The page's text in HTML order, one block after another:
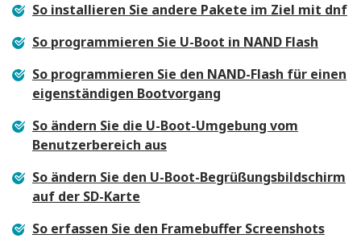
So installieren Sie andere Pakete im Ziel mit dnf
So programmieren Sie U-Boot in NAND Flash
So programmieren Sie den NAND-Flash für einen
eigenständigen Bootvorgang
So ändern Sie die U-Boot-Umgebung vom
Benutzerbereich aus
So ändern Sie den U-Boot-Begrüßungsbildschirm
auf der SD-Karte
So erfassen Sie den Framebuffer Screenshots